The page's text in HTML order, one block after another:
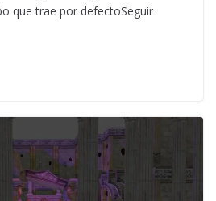
que trae por defectoSeguir